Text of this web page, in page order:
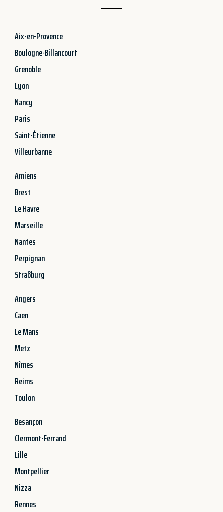
Aix-en-Provence
Boulogne-Billancourt
Grenoble
Lyon
Nancy
Paris
Saint-Étienne
Villeurbanne
Amiens
Brest
Le Havre
Marseille
Nantes
Perpignan
Straßburg
Angers
Caen
Le Mans
Metz
Nîmes
Reims
Toulon
Besançon
Clermont-Ferrand
Lille
Montpellier
Nizza
Rennes